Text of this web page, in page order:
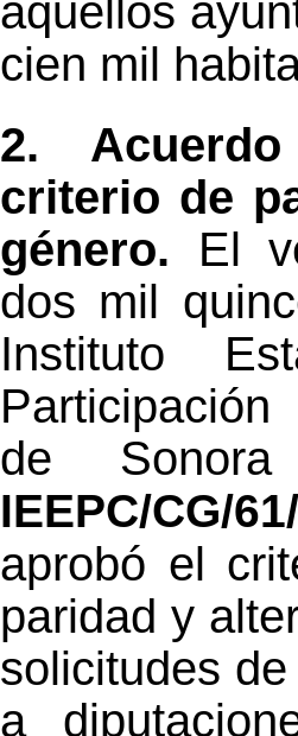
aquellos
cien mil
2.
criterio de
género. El
dos mil
Instituto
de
IEEPC/CG/
aprobó el
paridad y
solicitudes
a